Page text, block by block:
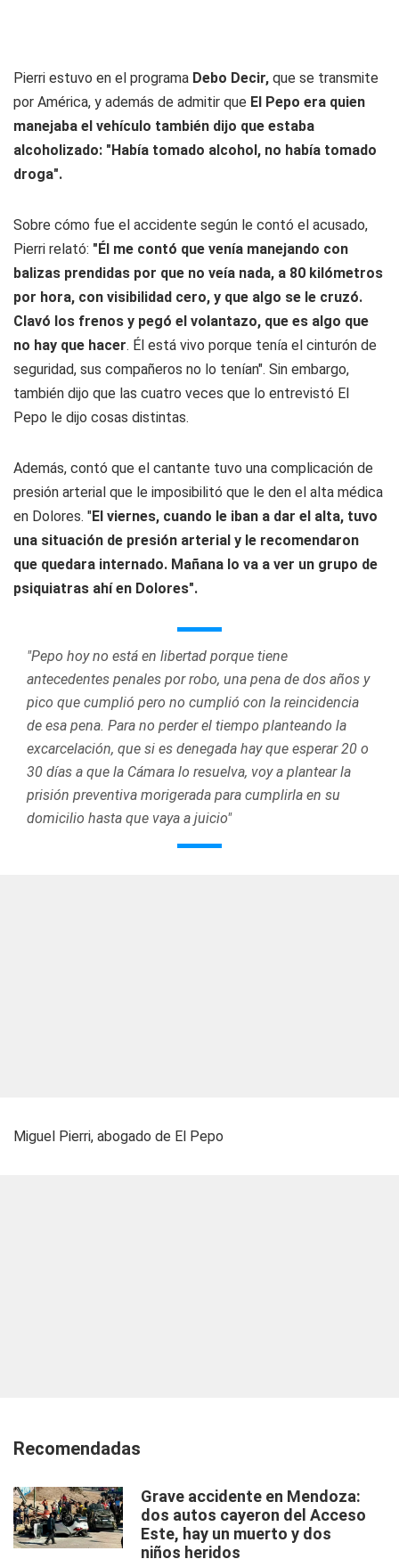
Pierri estuvo en el programa Debo Decir, que se transmite
por América, y además de admitir que El Pepo era quien
manejaba el vehículo también dijo que estaba
alcoholizado: "Había tomado alcohol, no había tomado
droga".
Sobre cómo fue el accidente según le contó el acusado,
Pierri relató: "Él me contó que venía manejando con
balizas prendidas por que no veía nada, a 80 kilómetros
por hora, con visibilidad cero, y que algo se le cruzó.
Clavó los frenos y pegó el volantazo, que es algo que
no hay que hacer. Él está vivo porque tenía el cinturón de
seguridad, sus compañeros no lo tenían". Sin embargo,
también dijo que las cuatro veces que lo entrevistó El
Pepo le dijo cosas distintas.
Además, contó que el cantante tuvo una complicación de
presión arterial que le imposibilitó que le den el alta médica
en Dolores. "El viernes, cuando le iban a dar el alta, tuvo
una situación de presión arterial y le recomendaron
que quedara internado. Mañana lo va a ver un grupo de
psiquiatras ahí en Dolores".
"Pepo hoy no está en libertad porque tiene
antecedentes penales por robo, una pena de dos años y
pico que cumplió pero no cumplió con la reincidencia
de esa pena. Para no perder el tiempo planteando la
excarcelación, que si es denegada hay que esperar 20 o
30 días a que la Cámara lo resuelva, voy a plantear la
prisión preventiva morigerada para cumplirla en su
domicilio hasta que vaya a juicio"
Miguel Pierri, abogado de El Pepo
Recomendadas
Grave accidente en Mendoza:
dos autos cayeron del Acceso
Este, hay un muerto y dos
niños heridos